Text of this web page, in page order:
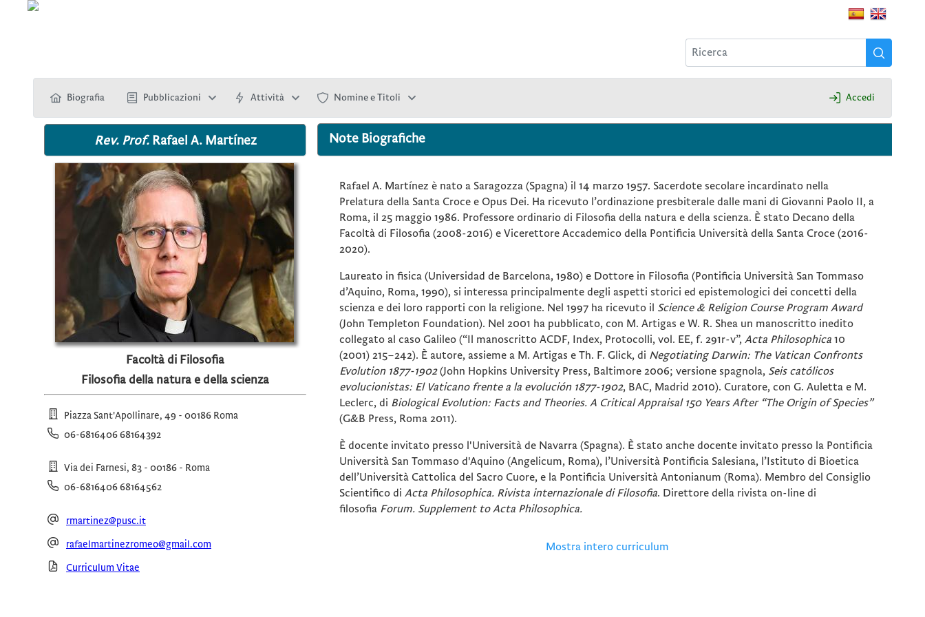
Biografia Pubblicazioni Attività Nomine e Titoli Accedi
Rev. Prof. Rafael A. Martínez
Facoltà di Filosofia
Filosofia della natura e della scienza
Piazza Sant'Apollinare, 49 - 00186 Roma
06-6816406 68164392
Via dei Farnesi, 83 - 00186 - Roma
06-6816406 68164562
rmartinez@pusc.it
rafaelmartinezromeo@gmail.com
Curriculum Vitae
Note Biografiche
Rafael A. Martínez è nato a Saragozza (Spagna) il 14 marzo 1957. Sacerdote secolare incardinato nella
Prelatura della Santa Croce e Opus Dei. Ha ricevuto l’ordinazione presbiterale dalle mani di Giovanni Paolo II, a
Roma, il 25 maggio 1986. Professore ordinario di Filosofia della natura e della scienza. È stato Decano della
Facoltà di Filosofia (2008-2016) e Vicerettore Accademico della Pontificia Università della Santa Croce (2016-
2020).
Laureato in fisica (Universidad de Barcelona, 1980) e Dottore in Filosofia (Pontificia Università San Tommaso
d’Aquino, Roma, 1990), si interessa principalmente degli aspetti storici ed epistemologici dei concetti della
scienza e dei loro rapporti con la religione. Nel 1997 ha ricevuto il Science & Religion Course Program Award
(John Templeton Foundation). Nel 2001 ha pubblicato, con M. Artigas e W. R. Shea un manoscritto inedito
collegato al caso Galileo (“Il manoscritto ACDF, Index, Protocolli, vol. EE, f. 291r-v”,Acta Philosophica 10
(2001) 215–242). È autore, assieme a M. Artigas e Th. F. Glick, di Negotiating Darwin: The Vatican Confronts
Evolution 1877-1902(John Hopkins University Press, Baltimore 2006; versione spagnola, Seis católicos
evolucionistas: El Vaticano frente a la evolución 1877-1902, BAC, Madrid 2010). Curatore, con G. Auletta e M.
Leclerc, di Biological Evolution: Facts and Theories. A Critical Appraisal 150 Years After “The Origin of Species”
(G&B Press, Roma 2011).
È docente invitato presso l'Università de Navarra (Spagna). È stato anche docente invitato presso la Pontificia
Università San Tommaso d'Aquino (Angelicum, Roma), l’Università Pontificia Salesiana, l’Istituto di Bioetica
dell’Università Cattolica del Sacro Cuore, e la Pontificia Università Antonianum (Roma). Membro del Consiglio
Scientifico diActa Philosophica. Rivista internazionale di Filosofia. Direttore della rivista on-line di
filosofia Forum. Supplement to Acta Philosophica.
Mostra intero curriculum